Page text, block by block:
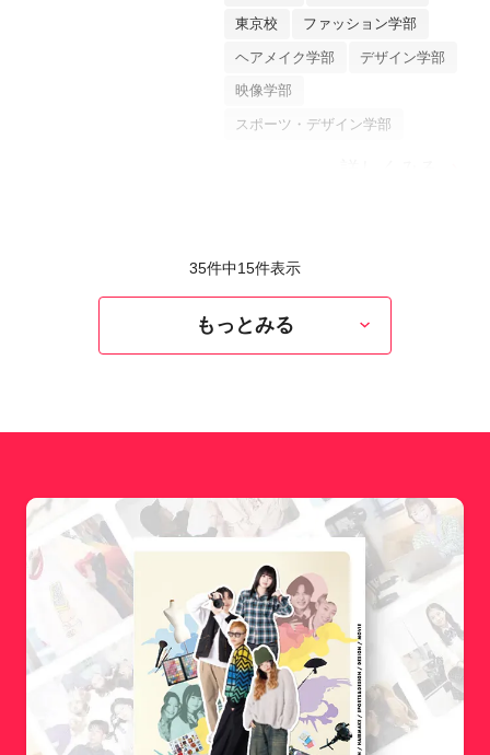
東京校 ファッション学部
ヘアメイク学部 デザイン学部
映像学部
スポーツ・デザイン学部
35件中15件表示
もっとみる